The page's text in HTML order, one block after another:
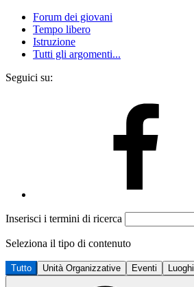
Forum dei giovani
Tempo libero
Istruzione
Tutti gli argomenti...
Seguici su:
Inserisci i termini di ricerca
Seleziona il tipo di contenuto
Tutto Unità Organizzative Eventi Luoghi